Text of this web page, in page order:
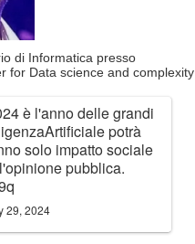
di Informatica presso
for Data science and complexity
è l'anno delle grandi
potrà
solo impatto sociale
pubblica.
29, 2024